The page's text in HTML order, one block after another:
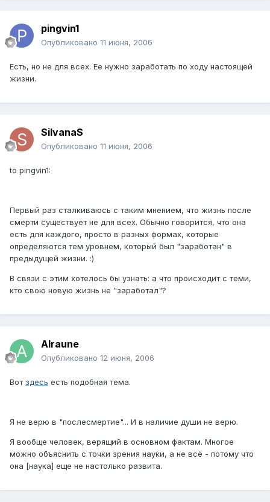
pingvin1
Опубликовано 11 июня, 2006
Есть, но не для всех. Ее нужно заработать по ходу настоящей
жизни.
SilvanaS
Опубликовано 11 июня, 2006
to pingvin1:
Первый раз сталкиваюсь с таким мнением, что жизнь после
смерти существует не для всех. Обычно говорится, что она
есть для каждого, просто в разных формах, которые
определяются тем уровнем, который был "заработан" в
предыдущей жизни. :)
В связи с этим хотелось бы узнать: а что происходит с теми,
кто свою новую жизнь не "заработал"?
Alraune
Опубликовано 12 июня, 2006
Вот здесь есть подобная тема.
Я не верю в "послесмертие"... И в наличие души не верю.
Я вообще человек, верящий в основном фактам. Многое
можно объяснить с точки зрения науки, а не всё - потому что
она [наука] еще не настолько развита.